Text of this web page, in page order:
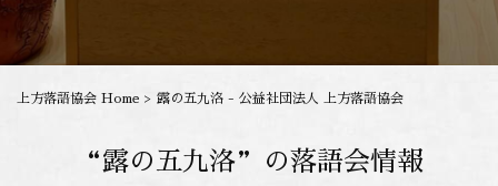
上方落語協会 Home > 露の五九洛 - 公益社団法人 上方落語協会
“露の五九洛”の落語会情報